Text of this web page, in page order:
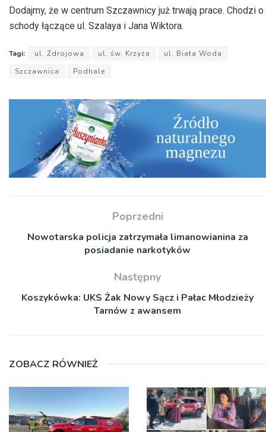
Dodajmy, że w centrum Szczawnicy już trwają prace. Chodzi o
schody łączące ul. Szalaya i Jana Wiktora.
Tagi: ul. Zdrojowa ul. św. Krzyża
ul. Biała Woda
Szczawnica
Podhale
Poprzedni
Nowotarska policja zatrzymała limanowianina za
posiadanie narkotyków
Następny
Koszykówka: UKS Żak Nowy Sącz i Pałac Młodzieży
Tarnów z awansem
ZOBACZ RÓWNIEŻ